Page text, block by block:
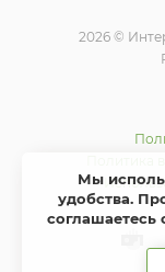
2026 ©
Мы
удобства.
соглашаетесь